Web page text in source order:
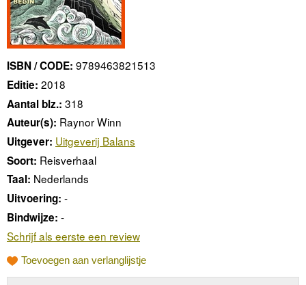
ISBN / CODE: 9789463821513
Editie: 2018
Aantal blz.: 318
Auteur(s): Raynor Winn
Uitgever: Uitgeverij Balans
Soort: Reisverhaal
Taal: Nederlands
Uitvoering: -
Bindwijze: -
Schrijf als eerste een review
Toevoegen aan verlanglijstje